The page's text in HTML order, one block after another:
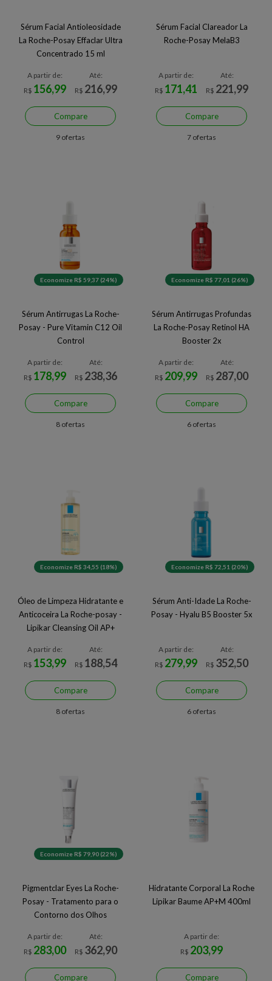
Sérum Facial Antioleosidade
La Roche-Posay Effaclar Ultra
Concentrado 15 ml
A partir de:
R$ 156,99
Até:
R$ 216,99
Compare
9 ofertas
Sérum Facial Clareador La
Roche-Posay MelaB3
A partir de:
R$ 171,41
Até:
R$ 221,99
Compare
7 ofertas
Economize R$ 59,37 (24%)
Sérum Antirrugas La Roche-
Posay - Pure Vitamin C12 Oil
Control
A partir de:
R$ 178,99
Até:
R$ 238,36
Compare
8 ofertas
Economize R$ 77,01 (26%)
Sérum Antirrugas Profundas
La Roche-Posay Retinol HA
Booster 2x
A partir de:
R$ 209,99
Até:
R$ 287,00
Compare
6 ofertas
Economize R$ 34,55 (18%)
Óleo de Limpeza Hidratante e
Anticoceira La Roche-posay -
Lipikar Cleansing Oil AP+
A partir de:
R$ 153,99
Até:
R$ 188,54
Compare
8 ofertas
Economize R$ 72,51 (20%)
Sérum Anti-Idade La Roche-
Posay - Hyalu B5 Booster 5x
A partir de:
R$ 279,99
Até:
R$ 352,50
Compare
6 ofertas
Economize R$ 79,90 (22%)
Pigmentclar Eyes La Roche-
Posay - Tratamento para o
Contorno dos Olhos
A partir de:
R$ 283,00
Até:
R$ 362,90
Compare
Hidratante Corporal La Roche
Lipikar Baume AP+M 400ml
A partir de:
R$ 203,99
Compare